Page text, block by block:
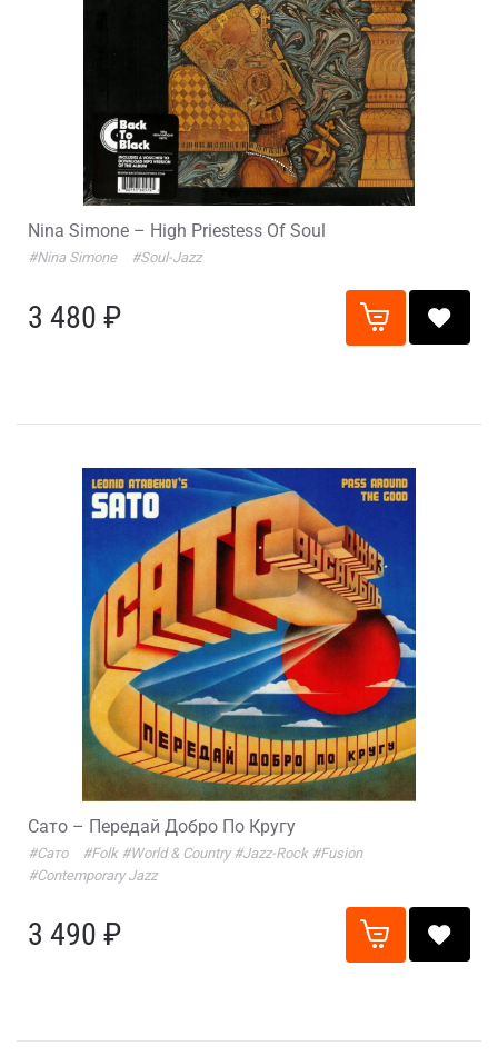
Nina Simone – High Priestess Of Soul
#Nina Simone #Soul-Jazz
3 480 ₽
Сато – Передай Добро По Кругу
#Сато #Folk #World & Country #Jazz-Rock #Fusion
#Contemporary Jazz
3 490 ₽